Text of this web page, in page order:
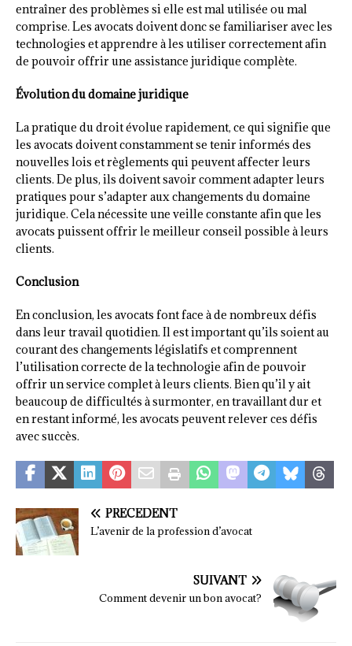
entraîner des problèmes si elle est mal utilisée ou mal
comprise. Les avocats doivent donc se familiariser avec les
technologies et apprendre à les utiliser correctement afin
de pouvoir offrir une assistance juridique complète.
Évolution du domaine juridique
La pratique du droit évolue rapidement, ce qui signifie que
les avocats doivent constamment se tenir informés des
nouvelles lois et règlements qui peuvent affecter leurs
clients. De plus, ils doivent savoir comment adapter leurs
pratiques pour s’adapter aux changements du domaine
juridique. Cela nécessite une veille constante afin que les
avocats puissent offrir le meilleur conseil possible à leurs
clients.
Conclusion
En conclusion, les avocats font face à de nombreux défis
dans leur travail quotidien. Il est important qu’ils soient au
courant des changements législatifs et comprennent
l’utilisation correcte de la technologie afin de pouvoir
offrir un service complet à leurs clients. Bien qu’il y ait
beaucoup de difficultés à surmonter, en travaillant dur et
en restant informé, les avocats peuvent relever ces défis
avec succès.
PRÉCÉDENT
L’avenir de la profession d’avocat
SUIVANT
Comment devenir un bon avocat?